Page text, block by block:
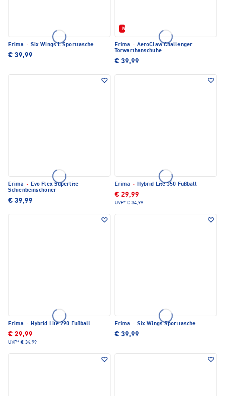
Erima · Six Wings L Sporttasche
€ 39,99
Neu
Erima · AeroClaw Challenger
Torwarthanschuhe
€ 39,99
Erima · Evo Flex Superlite
Schienbeinschoner
€ 39,99
Erima · Hybrid Lite 350 Fußball
€ 29,99
UVP* € 34,99
Erima · Hybrid Lite 290 Fußball
€ 29,99
UVP* € 34,99
Erima · Six Wings Sporttasche
€ 39,99